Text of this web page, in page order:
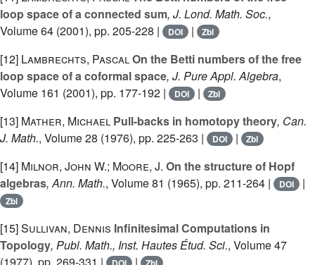
loop space of a connected sum, J. Lond. Math. Soc.,
Volume 64 (2001), pp. 205-228 | DOI | Zbl
[12] Lambrechts, PascalOn the Betti numbers of the free
loop space of a coformal space, J. Pure Appl. Algebra,
Volume 161 (2001), pp. 177-192 | DOI | Zbl
[13] Mather, Michael Pull-backs in homotopy theory, Can.
J. Math., Volume 28 (1976), pp. 225-263 | DOI | Zbl
[14] Milnor, John W.; Moore, J. On the structure of Hopf
algebras, Ann. Math., Volume 81 (1965), pp. 211-264 | DOI |
Zbl
[15]Sullivan, Dennis Infinitesimal Computations in
Topology, Publ. Math., Inst. Hautes Étud. Sci., Volume 47